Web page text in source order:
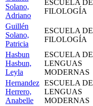
Solano,
Adriano
ESCUELA DE
FILOLOGÍA
Guillén
Solano,
Patricia
ESCUELA DE
FILOLOGÍA
Hasbun
Hasbun,
Leyla
ESCUELA DE
LENGUAS
MODERNAS
Hernandez
Herrero,
Anabelle
ESCUELA DE
LENGUAS
MODERNAS